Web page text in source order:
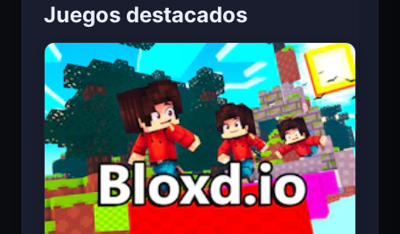
Juegos destacados